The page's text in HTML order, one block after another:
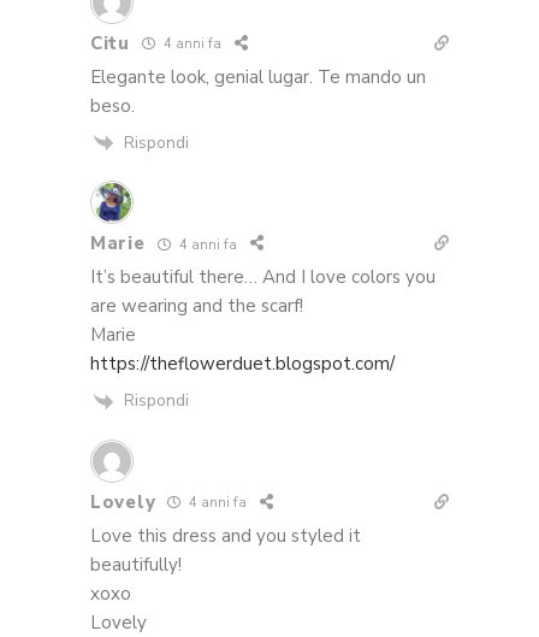
Citu 4 anni fa
Elegante look, genial lugar. Te mando un
beso.
Rispondi
Marie 4 anni fa
It’s beautiful there… And I love colors you
are wearing and the scarf!
Marie
https://theflowerduet.blogspot.com/
Rispondi
Lovely 4 anni fa
Love this dress and you styled it
beautifully!
xoxo
Lovely